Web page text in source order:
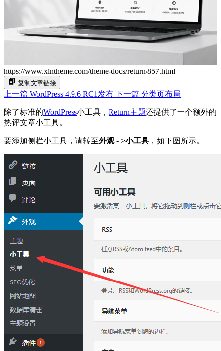
https://www.xintheme.com/theme-docs/return/857.html
复制文章链接
上一篇 WordPress 4.9.6 RC1发布 下一篇 分类页布局
除了标准的WordPress小工具， Return主题还提供了一个额外的
热评文章小工具。
要添加侧栏小工具，请转至外观 - >小工具 ，如下图所示。